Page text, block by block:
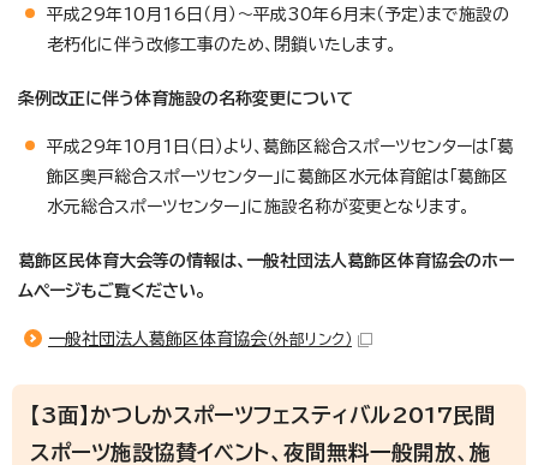
平成29年10月16日（月）～平成30年6月末（予定）まで施設の
老朽化に伴う改修工事のため、閉鎖いたします。
条例改正に伴う体育施設の名称変更について
平成29年10月1日（日）より、葛飾区総合スポーツセンターは「葛
飾区奥戸総合スポーツセンター」に葛飾区水元体育館は「葛飾区
水元総合スポーツセンター」に施設名称が変更となります。
葛飾区民体育大会等の情報は、一般社団法人葛飾区体育協会のホー
ムページもご覧ください。
一般社団法人葛飾区体育協会（外部リンク）
【3面】かつしかスポーツフェスティバル2017民間
スポーツ施設協賛イベント、夜間無料一般開放、施